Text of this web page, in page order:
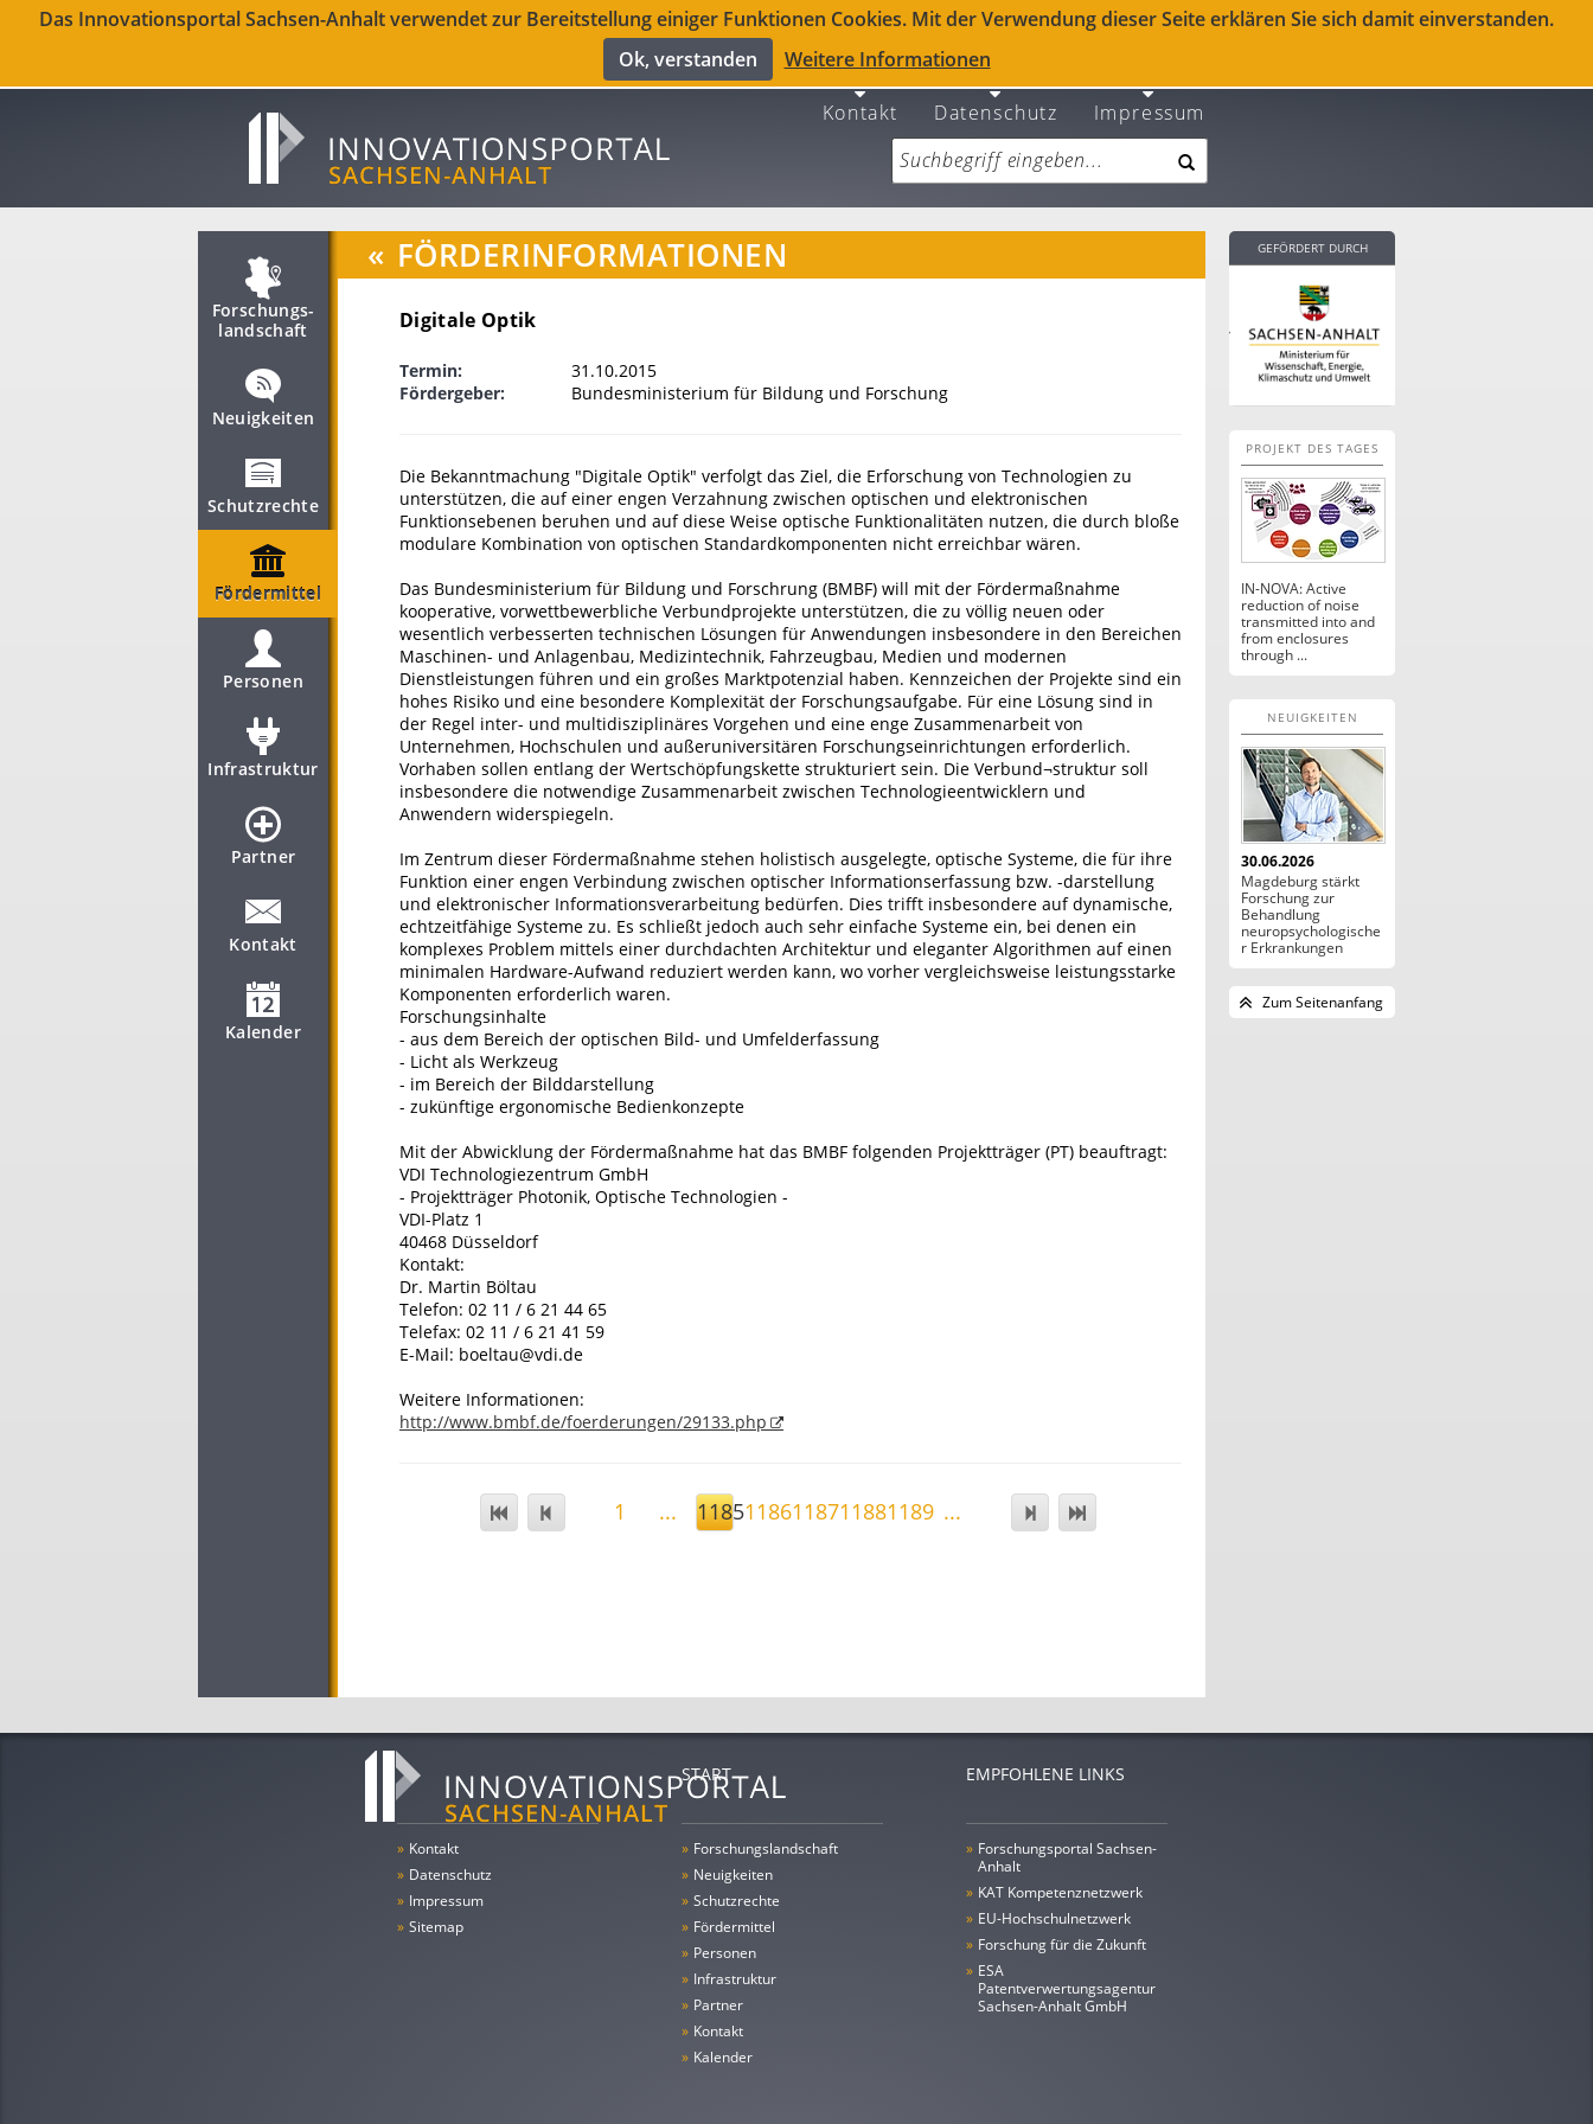
Das Innovationsportal Sachsen-Anhalt verwendet zur Bereitstellung einiger Funktionen Cookies. Mit der Verwendung dieser Seite erklären Sie sich damit einverstanden.
Ok, verstanden
Weitere Informationen
Kontakt Datenschutz Impressum
Forschungs­
landschaft
Neuigkeiten
Schutzrechte
Fördermittel
Personen
Infrastruktur
Partner
Kontakt
Kalender
« FÖRDERINFORMATIONEN
Digitale Optik
Termin:
31.10.2015
Fördergeber:
Bundesministerium für Bildung und Forschung
Die Bekanntmachung "Digitale Optik" verfolgt das Ziel, die Erforschung von Technologien zu
unterstützen, die auf einer engen Verzahnung zwischen optischen und elektronischen
Funktionsebenen beruhen und auf diese Weise optische Funktionalitäten nutzen, die durch bloße
modulare Kombination von optischen Standardkomponenten nicht erreichbar wären.
Das Bundesministerium für Bildung und Forschrung (BMBF) will mit der Fördermaßnahme
kooperative, vorwettbewerbliche Verbundprojekte unterstützen, die zu völlig neuen oder
wesentlich verbesserten technischen Lösungen für Anwendungen insbesondere in den Bereichen
Maschinen- und Anlagenbau, Medizintechnik, Fahrzeugbau, Medien und modernen
Dienstleistungen führen und ein großes Marktpotenzial haben. Kennzeichen der Projekte sind ein
hohes Risiko und eine besondere Komplexität der Forschungsaufgabe. Für eine Lösung sind in
der Regel inter- und multidisziplinäres Vorgehen und eine enge Zusammenarbeit von
Unternehmen, Hochschulen und außeruniversitären Forschungseinrichtungen erforderlich.
Vorhaben sollen entlang der Wertschöpfungskette strukturiert sein. Die Verbund¬struktur soll
insbesondere die notwendige Zusammenarbeit zwischen Technologieentwicklern und
Anwendern widerspiegeln.
Im Zentrum dieser Fördermaßnahme stehen holistisch ausgelegte, optische Systeme, die für ihre
Funktion einer engen Verbindung zwischen optischer Informationserfassung bzw. -darstellung
und elektronischer Informationsverarbeitung bedürfen. Dies trifft insbesondere auf dynamische,
echtzeitfähige Systeme zu. Es schließt jedoch auch sehr einfache Systeme ein, bei denen ein
komplexes Problem mittels einer durchdachten Architektur und eleganter Algorithmen auf einen
minimalen Hardware-Aufwand reduziert werden kann, wo vorher vergleichsweise leistungsstarke
Komponenten erforderlich waren.
Forschungsinhalte
- aus dem Bereich der optischen Bild- und Umfelderfassung
- Licht als Werkzeug
- im Bereich der Bilddarstellung
- zukünftige ergonomische Bedienkonzepte
Mit der Abwicklung der Fördermaßnahme hat das BMBF folgenden Projektträger (PT) beauftragt:
VDI Technologiezentrum GmbH
- Projektträger Photonik, Optische Technologien -
VDI-Platz 1
40468 Düsseldorf
Kontakt:
Dr. Martin Böltau
Telefon: 02 11 / 6 21 44 65
Telefax: 02 11 / 6 21 41 59
E-Mail: boeltau@vdi.de
Weitere Informationen:
http://www.bmbf.de/foerderungen/29133.php
1 ... 11851186118711881189 ...
GEFÖRDERT DURCH
PROJEKT DES TAGES
IN-NOVA: Active
reduction of noise
transmitted into and
from enclosures
through ...
NEUIGKEITEN
30.06.2026
Magdeburg stärkt
Forschung zur
Behandlung
neuropsychologische
r Erkrankungen
Zum Seitenanfang
» Kontakt
» Datenschutz
» Impressum
» Sitemap
START
» Forschungs­landschaft
» Neuigkeiten
» Schutzrechte
» Fördermittel
» Personen
» Infrastruktur
» Partner
» Kontakt
» Kalender
EMPFOHLENE LINKS
» Forschungsportal Sachsen-
Anhalt
» KAT Kompetenznetzwerk
» EU-Hochschulnetzwerk
» Forschung für die Zukunft
» ESA
Patentverwertungsagentur
Sachsen-Anhalt GmbH